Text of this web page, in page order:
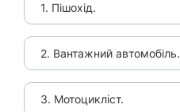
1. Пішохід.
2. Вантажний автомобіль.
3. Мотоцикліст.